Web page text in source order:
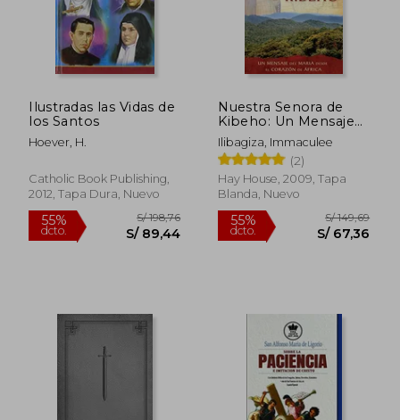
S/ 317,06
S/ 142,68
Ilustradas las Vidas de
los Santos
Hoever, H.
Catholic Book Publishing,
2012, Tapa Dura, Nuevo
Nuestra Senora de
Kibeho: Un Mensaje
del Cielo al Mundo
Desde el Corazon de
Africa
Ilibagiza, Immaculee
(2)
Hay House, 2009, Tapa
Blanda, Nuevo